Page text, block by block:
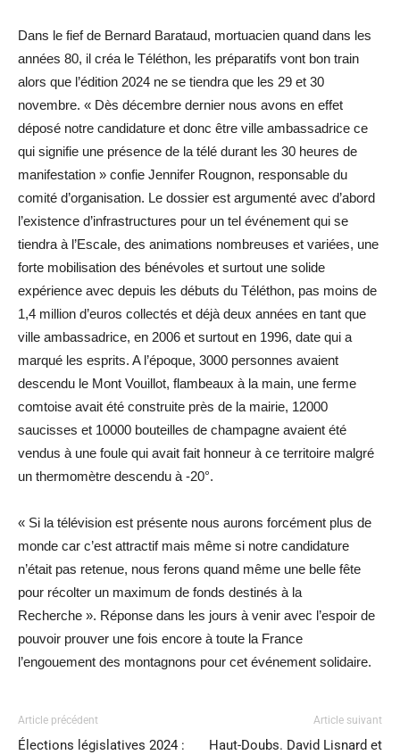
Dans le fief de Bernard Barataud, mortuacien quand dans les
années 80, il créa le Téléthon, les préparatifs vont bon train
alors que l’édition 2024 ne se tiendra que les 29 et 30
novembre. « Dès décembre dernier nous avons en effet
déposé notre candidature et donc être ville ambassadrice ce
qui signifie une présence de la télé durant les 30 heures de
manifestation » confie Jennifer Rougnon, responsable du
comité d’organisation. Le dossier est argumenté avec d’abord
l’existence d’infrastructures pour un tel événement qui se
tiendra à l’Escale, des animations nombreuses et variées, une
forte mobilisation des bénévoles et surtout une solide
expérience avec depuis les débuts du Téléthon, pas moins de
1,4 million d’euros collectés et déjà deux années en tant que
ville ambassadrice, en 2006 et surtout en 1996, date qui a
marqué les esprits. A l’époque, 3000 personnes avaient
descendu le Mont Vouillot, flambeaux à la main, une ferme
comtoise avait été construite près de la mairie, 12000
saucisses et 10000 bouteilles de champagne avaient été
vendus à une foule qui avait fait honneur à ce territoire malgré
un thermomètre descendu à -20°.
« Si la télévision est présente nous aurons forcément plus de
monde car c’est attractif mais même si notre candidature
n’était pas retenue, nous ferons quand même une belle fête
pour récolter un maximum de fonds destinés à la
Recherche ». Réponse dans les jours à venir avec l’espoir de
pouvoir prouver une fois encore à toute la France
l’engouement des montagnons pour cet événement solidaire.
Article précédent
Élections législatives 2024 :
Article suivant
Haut-Doubs. David Lisnard et